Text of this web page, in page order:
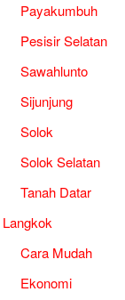
Payakumbuh
Pesisir Selatan
Sawahlunto
Sijunjung
Solok
Solok Selatan
Tanah Datar
Langkok
Cara Mudah
Ekonomi